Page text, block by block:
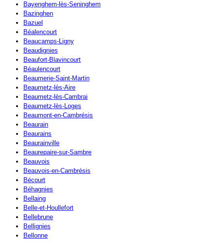
Bayenghem-lès-Seninghem
Bazinghen
Bazuel
Béalencourt
Beaucamps-Ligny
Beaudignies
Beaufort-Blavincourt
Béaulencourt
Beaumerie-Saint-Martin
Beaumetz-lès-Aire
Beaumetz-lès-Cambrai
Beaumetz-lès-Loges
Beaumont-en-Cambrésis
Beaurain
Beaurains
Beaurainville
Beaurepaire-sur-Sambre
Beauvois
Beauvois-en-Cambrésis
Bécourt
Béhagnies
Bellaing
Belle-et-Houllefort
Bellebrune
Bellignies
Bellonne